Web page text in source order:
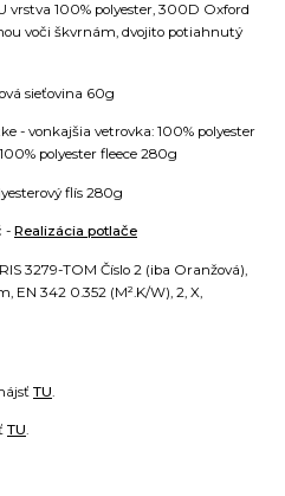
vrstva 100% polyester, 300D Oxford
voči škvrnám, dvojito potiahnutý
sieťovina 60g
- vonkajšia vetrovka: 100% polyester
polyester fleece 280g
flís 280g
- Realizácia potlače
3279-TOM Číslo 2 (iba Oranžová),
EN 342 0.352 (M².K/W), 2, X,
TU
TU.